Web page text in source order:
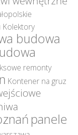
Kolektory
budowa
remonty
Kontener na gruz
panele